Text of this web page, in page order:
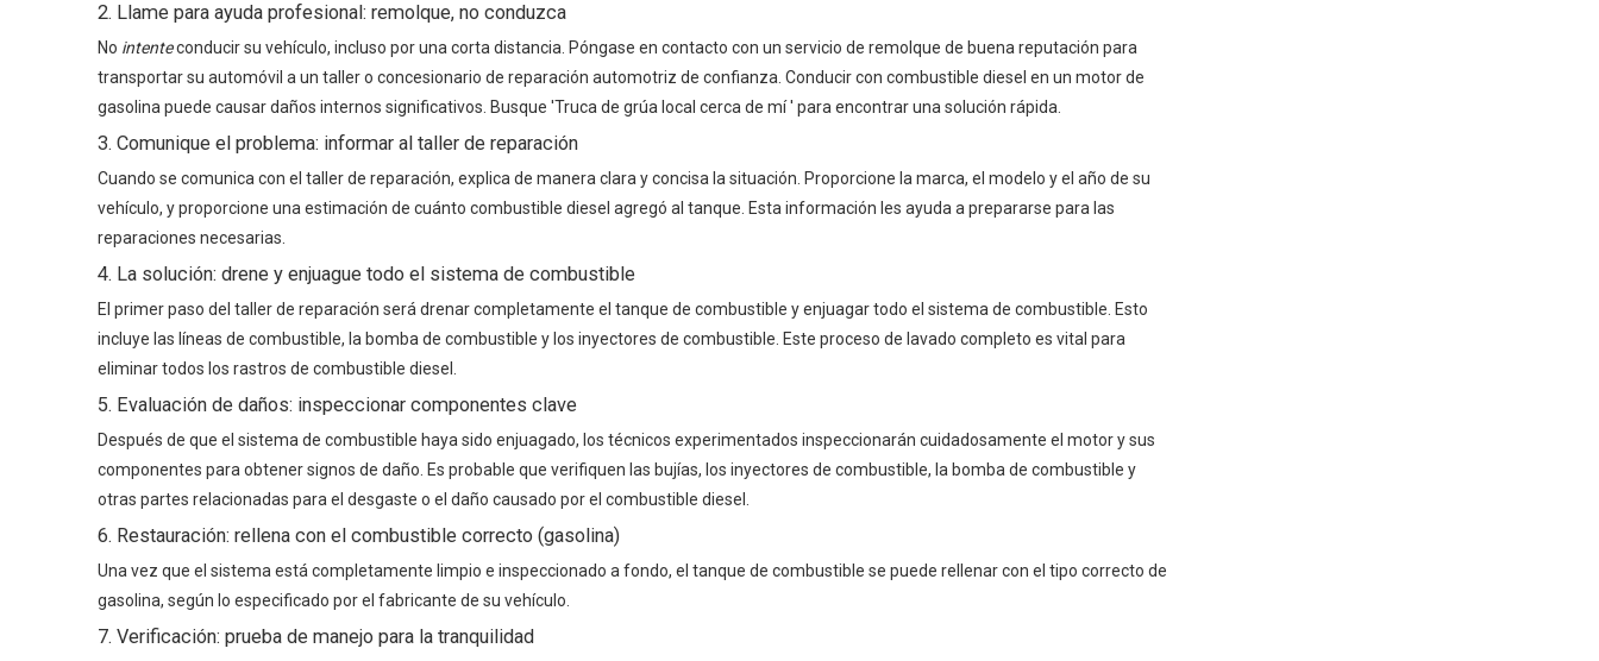
2. Llame para ayuda profesional: remolque, no conduzca
No intenteconducir su vehículo, incluso por una corta distancia. Póngase en contacto con un servicio de remolque de buena reputación para
transportar su automóvil a un taller o concesionario de reparación automotriz de confianza. Conducir con combustible diesel en un motor de
gasolina puede causar daños internos significativos. Busque 'Truca de grúa local cerca de mí ' para encontrar una solución rápida.
3. Comunique el problema: informar al taller de reparación
Cuando se comunica con el taller de reparación, explica de manera clara y concisa la situación. Proporcione la marca, el modelo y el año de su
vehículo, y proporcione una estimación de cuánto combustible diesel agregó al tanque. Esta información les ayuda a prepararse para las
reparaciones necesarias.
4. La solución: drene y enjuague todo el sistema de combustible
El primer paso del taller de reparación será drenar completamente el tanque de combustible y enjuagar todo el sistema de combustible. Esto
incluye las líneas de combustible, la bomba de combustible y los inyectores de combustible. Este proceso de lavado completo es vital para
eliminar todos los rastros de combustible diesel.
5. Evaluación de daños: inspeccionar componentes clave
Después de que el sistema de combustible haya sido enjuagado, los técnicos experimentados inspeccionarán cuidadosamente el motor y sus
componentes para obtener signos de daño. Es probable que verifiquen las bujías, los inyectores de combustible, la bomba de combustible y
otras partes relacionadas para el desgaste o el daño causado por el combustible diesel.
6. Restauración: rellena con el combustible correcto (gasolina)
Una vez que el sistema está completamente limpio e inspeccionado a fondo, el tanque de combustible se puede rellenar con el tipo correcto de
gasolina, según lo especificado por el fabricante de su vehículo.
7. Verificación: prueba de manejo para la tranquilidad